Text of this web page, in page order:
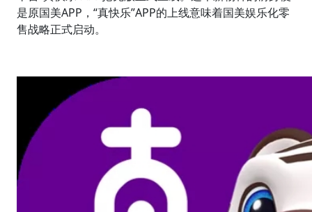
是原国美APP，“真快乐”APP的上线意味着国美娱乐化零
售战略正式启动。